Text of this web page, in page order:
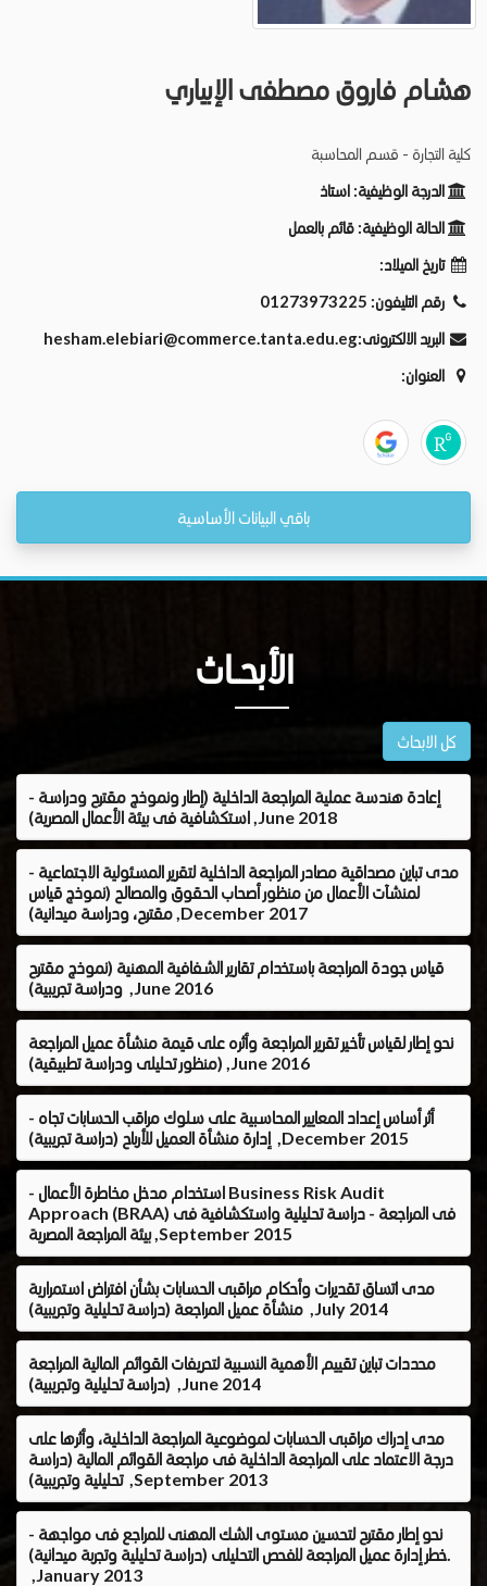
هشام فاروق مصطفى الإبياري
كلية التجارة - قسم المحاسبة
الدرجة الوظيفية: استاذ
الحالة الوظيفية: قائم بالعمل
تاريخ الميلاد:
رقم التليفون: 01273973225
البريد الالكترونى:hesham.elebiari@commerce.tanta.edu.eg
العنوان:
باقي البيانات الأساسية
الأبحــاث
كل الابحاث
- إعادة هندسة عملية المراجعة الداخلية (إطار ونموذج مقترح ودراسة
استكشافية فى بيئة الأعمال المصرية) ,June 2018
- مدى تباين مصداقية مصادر المراجعة الداخلية لتقرير المسئولية الاجتماعية
لمنشآت الأعمال من منظور أصحاب الحقوق والمصالح (نموذج قياس
مقترح، ودراسة ميدانية) ,December 2017
قياس جودة المراجعة باستخدام تقارير الشفافية المهنية (نموذج مقترح
ودراسة تجريبية) ,June 2016
نحو إطار لقياس تأخير تقرير المراجعة وأثره على قيمة منشأة عميل المراجعة
(منظور تحليلى ودراسة تطبيقية) ,June 2016
- أثر أساس إعداد المعايير المحاسبية على سلوك مراقب الحسابات تجاه
إدارة منشأة العميل للأرباح (دراسة تجريبية) ,December 2015
- استخدام مدخل مخاطرة الأعمال Business Risk Audit
Approach (BRAA) فى المراجعة - دراسة تحليلية واستكشافية فى
بيئة المراجعة المصرية ,September 2015
مدى اتساق تقديرات وأحكام مراقبى الحسابات بشأن افتراض استمرارية
منشأة عميل المراجعة (دراسة تحليلية وتجريبية) ,July 2014
محددات تباين تقييم الأهمية النسبية لتحريفات القوائم المالية المراجعة
(دراسة تحليلية وتجريبية) ,June 2014
مدى إدراك مراقبى الحسابات لموضوعية المراجعة الداخلية، وأثرها على
درجة الاعتماد على المراجعة الداخلية فى مراجعة القوائم المالية (دراسة
تحليلية وتجريبية) ,September 2013
- نحو إطار مقترح لتحسين مستوى الشك المهنى للمراجع فى مواجهة
خطر إدارة عميل المراجعة للفحص التحليلى (دراسة تحليلية وتجربة ميدانية).
,January 2013